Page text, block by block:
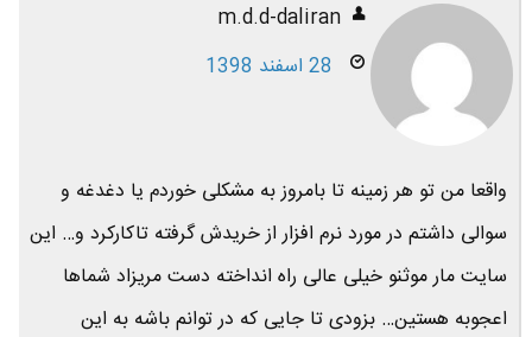
m.d.d-daliran
28 اسفند 1398
واقعا من تو هر زمینه تا بامروز به مشکلی خوردم یا دغدغه و
سوالی داشتم در مورد نرم افزار از خریدش گرفته تاکارکرد و… این
سایت مار موثنو خیلی عالی راه انداخته دست مریزاد شماها
اعجوبه هستین… بزودی تا جایی که در توانم باشه به این